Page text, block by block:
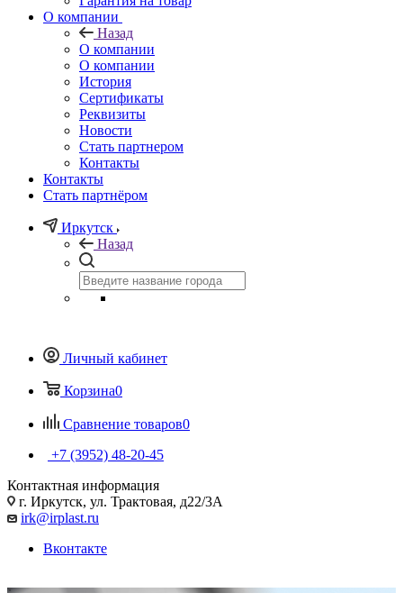
О компании
Назад
О компании
О компании
История
Сертификаты
Реквизиты
Новости
Стать партнером
Контакты
Контакты
Стать партнёром
Иркутск
Назад
Личный кабинет
Корзина0
Сравнение товаров0
+7 (3952) 48-20-45
Контактная информация
г. Иркутск, ул. Трактовая, д22/3А
irk@irplast.ru
Вконтакте